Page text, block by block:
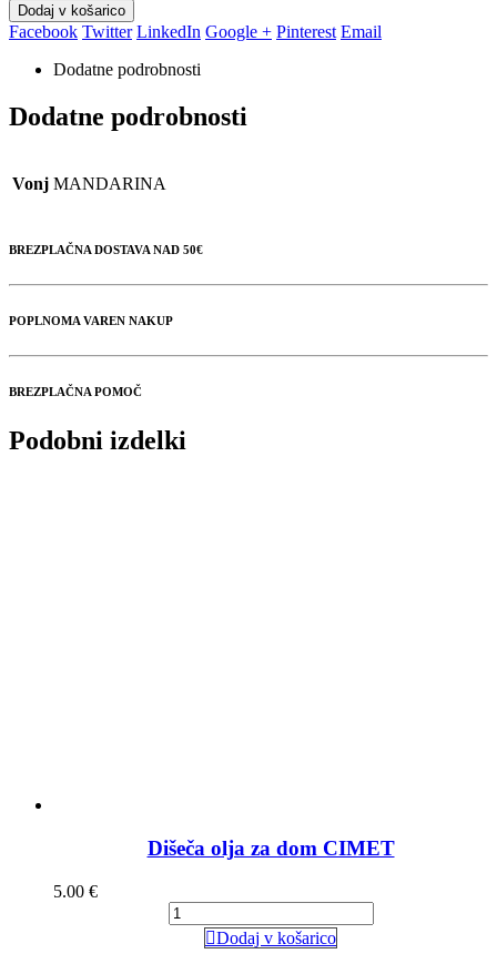
Dodaj v košarico
Facebook Twitter LinkedIn Google + Pinterest Email
Dodatne podrobnosti
Dodatne podrobnosti
Vonj MANDARINA
BREZPLAČNA DOSTAVA NAD 50€
POPLNOMA VAREN NAKUP
BREZPLAČNA POMOČ
Podobni izdelki
Dišeča olja za dom CIMET
5.00 €
Dodaj v košarico